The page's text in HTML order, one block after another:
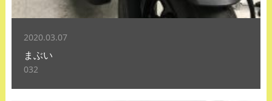
2020.03.07
まぶい
032